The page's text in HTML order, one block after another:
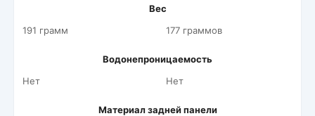
Вес
191 грамм
177 граммов
Водонепроницаемость
Нет
Нет
Материал задней панели